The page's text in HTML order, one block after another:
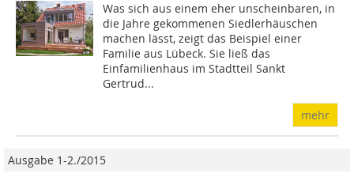
Was sich aus einem eher unscheinbaren, in
die Jahre gekommenen Siedlerhäuschen
machen lässt, zeigt das Beispiel einer
Familie aus Lübeck. Sie ließ das
Einfamilienhaus im Stadtteil Sankt
Gertrud...
mehr
Ausgabe 1-2./2015